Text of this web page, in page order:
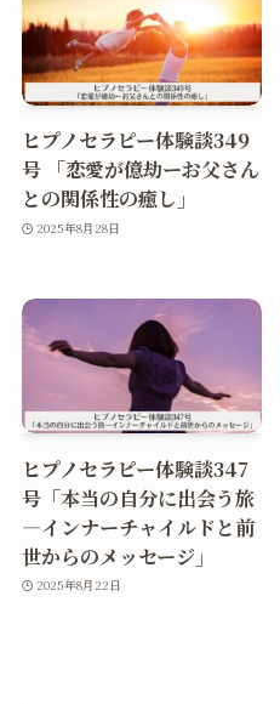
ヒプノセラピー体験談349
号 「恋愛が億劫ーお父さん
との関係性の癒し」
2025年8月28日
ヒプノセラピー体験談347
号「本当の自分に出会う旅
―インナーチャイルドと前
世からのメッセージ」
2025年8月22日